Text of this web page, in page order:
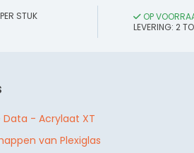
PER STUK
OP
LEVERING: 2
- Acrylaat XT
van Plexiglas